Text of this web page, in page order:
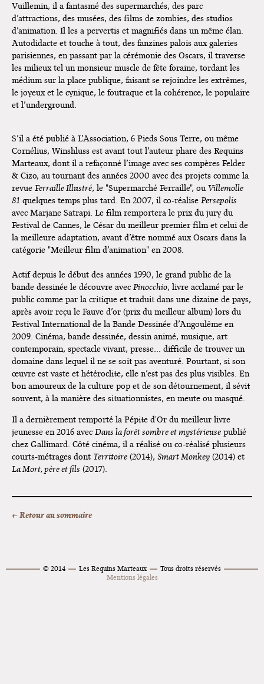
Vuillemin, il a fantasmé des supermarchés, des parc
d’attractions, des musées, des films de zombies, des studios
d’animation. Il les a pervertis et magnifiés dans un même élan.
Autodidacte et touche à tout, des fanzines palois aux galeries
parisiennes, en passant par la cérémonie des Oscars, il traverse
les milieux tel un monsieur muscle de fête foraine, tordant les
médiumsur la place publique, faisant se rejoindre les extrêmes,
le joyeux et le cynique, le foutraque et la cohérence, le populaire
et l’underground.
S’il a été publié à L’Association, 6 Pieds Sous Terre, ou même
Cornélius, Winshluss est avant tout l’auteur phare des Requins
Marteaux, dont il a refaçonné l’image avec ses compères Felder
& Cizo, au tournant des années 2000 avec des projets comme la
revue Ferraille Illustré, le "Supermarché Ferraille", ou Villemolle
81 quelques temps plus tard. En 2007, il co-réalise Persepolis
avec Marjane Satrapi. Le film remportera le prix du jury du
Festival de Cannes, le César du meilleur premier film et celui de
la meilleure adaptation, avant d’être nommé aux Oscars dans la
catégorie "Meilleur film d’animation" en 2008.
Actif depuis le début des années 1990, le grand public de la
bande dessinée le découvre avec Pinocchio, livre acclamé par le
public comme par la critique et traduit dans une dizaine de pays,
après avoir reçu le Fauve d’or (prix du meilleur album) lors du
Festival International de la Bande Dessinée d’Angoulême en
2009. Cinéma, bande dessinée, dessin animé, musique, art
contemporain, spectacle vivant, presse... difficile de trouver un
domaine dans lequel il ne se soit pas aventuré. Pourtant, si son
œuvre est vaste et hétéroclite, elle n’est pas des plus visibles. En
bon amoureux de la culture pop et de son détournement, il sévit
souvent, à la manière des situationnistes, en meute ou masqué.
Il a dernièrement remporté la Pépite d'Or du meilleur livre
jeunesse en 2016 avec Dans la forêt sombre et mystérieuse publié
chez Gallimard. Côté cinéma, il a réalisé ou co-réalisé plusieurs
courts-métrages dont Territoire (2014), Smart Monkey (2014) et
La Mort, père et fils (2017).
← Retour au sommaire
© 2014 Les Requins Marteaux
Tous droits réservés
Mentions légales